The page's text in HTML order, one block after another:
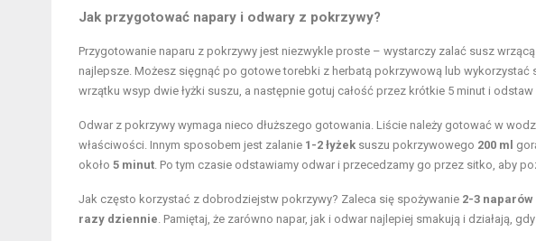
Jak przygotować napary i odwary z pokrzywy?
Przygotowanie naparu z pokrzywy jest niezwykle proste – wystarczy zalać susz
najlepsze. Możesz sięgnąć po gotowe torebki z herbatą pokrzywową lub
wrzątku wsyp dwie łyżki suszu, a następnie gotuj całość przez krótkie 5 minut i
Odwar z pokrzywy wymaga nieco dłuższego gotowania. Liście należy gotować w
właściwości. Innym sposobem jest zalanie 1-2 łyżek suszu pokrzywowego 200 ml
około 5 minut. Po tym czasie odstawiamy odwar i przecedzamy go przez sitko, aby
Jak często korzystać z dobrodziejstw pokrzywy? Zaleca się spożywanie 2-3
razy dziennie. Pamiętaj, że zarówno napar, jak i odwar najlepiej smakują i działają,